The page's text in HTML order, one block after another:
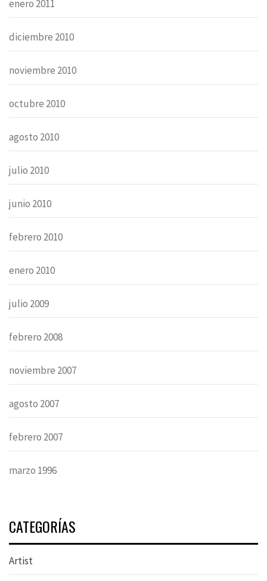
enero 2011
diciembre 2010
noviembre 2010
octubre 2010
agosto 2010
julio 2010
junio 2010
febrero 2010
enero 2010
julio 2009
febrero 2008
noviembre 2007
agosto 2007
febrero 2007
marzo 1996
CATEGORÍAS
Artist